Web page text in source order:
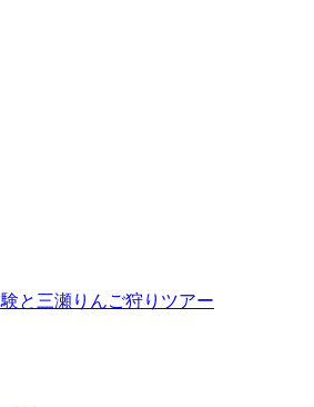
と三瀬りんご狩りツアー